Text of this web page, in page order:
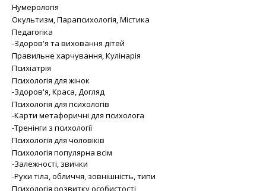
Нумерологія
Окультизм, Парапсихологія, Містика
Педагогіка
-Здоров'я та виховання дітей
Правильне харчування, Кулінарія
Психіатрія
Психологія для жінок
-Здоров'я, Краса, Догляд
Психологія для психологів
-Карти метафоричні для психолога
-Тренінги з психології
Психологія для чоловіків
Психологія популярна всім
-Залежності, звички
-Рухи тіла, обличчя, зовнішність, типи
Психологія розвитку особистості